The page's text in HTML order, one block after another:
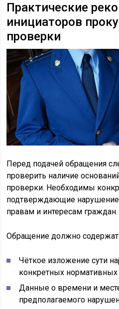
Практические
инициаторов
проверки
Перед подачей обращения
проверить наличие
проверки. Необходимы
подтверждающие нарушение
правам и интересам граждан.
Обращение должно
Чёткое изложение сути
конкретных нормативных
Данные о времени и
предполагаемого